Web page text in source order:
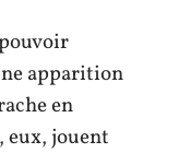
apparition
en
eux, jouent